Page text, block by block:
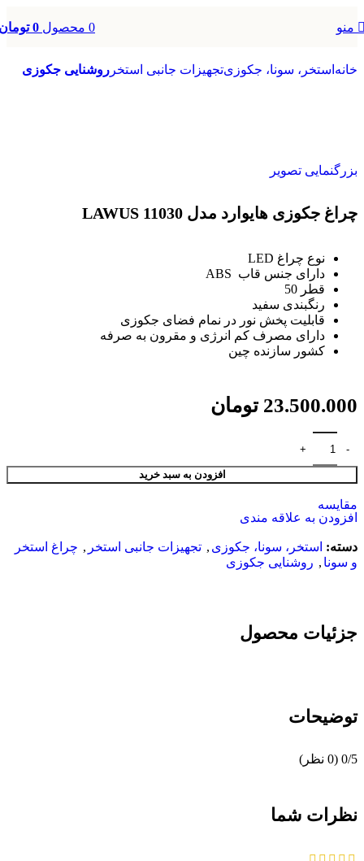
منو 0 محصول 0 تومان
خانهاستخر، سونا، جکوزیتجهیزات جانبی استخر روشنایی جکوزی
بزرگنمایی تصویر
چراغ جکوزی هایوارد مدل LAWUS 11030
نوع چراغ LED
دارای جنس قاب ABS
قطر 50
رنگبندی سفید
قابلیت پخش نور در نمام فضای جکوزی
دارای مصرف کم انرژی و مقرون به صرفه
کشور سازنده چین
23.500.000 تومان
افزودن به سبد خرید
مقایسه
افزودن به علاقه مندی
دسته: استخر، سونا، جکوزی , تجهیزات جانبی استخر , چراغ استخر
و سونا , روشنایی جکوزی
جزئیات محصول
توضیحات
‫0/5 ‫(0 نظر)
نظرات شما